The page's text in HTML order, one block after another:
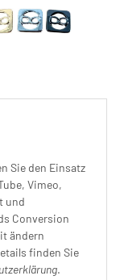
Sie den Einsatz
Vimeo,
und
Conversion
ändern
finden Sie
.